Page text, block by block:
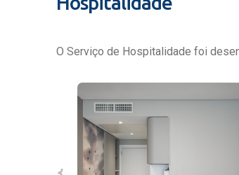
O Serviço de Hospitalidade foi